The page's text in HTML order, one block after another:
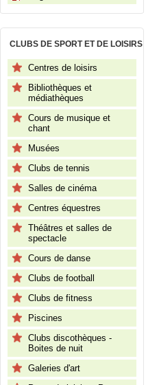
CLUBS DE SPORT ET DE LOISIRS
Centres de loisirs
Bibliothèques et
médiathèques
Cours de musique et
chant
Musées
Clubs de tennis
Salles de cinéma
Centres équestres
Théâtres et salles de
spectacle
Cours de danse
Clubs de football
Clubs de fitness
Piscines
Clubs discothèques -
Boites de nuit
Galeries d'art